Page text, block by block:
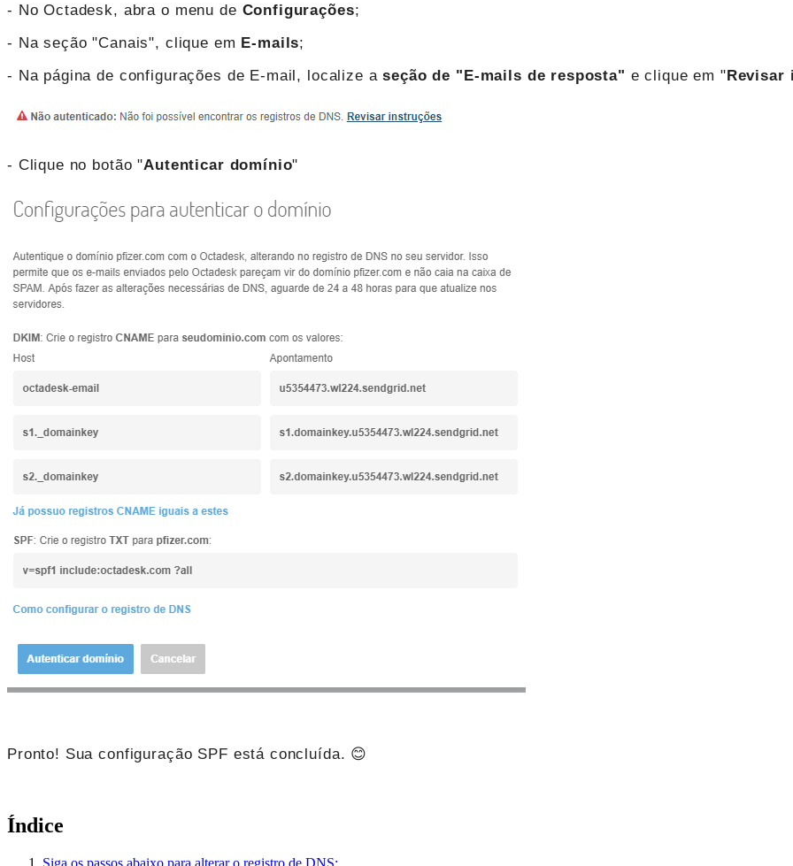
- No Octadesk, abra o menu de Configurações;
- Na seção "Canais", clique em E-mails;
- Na página de configurações de E-mail, localize aseção de "E-mails de resposta" e clique em "Revisar
- Clique no botão "Autenticar domínio"
Pronto! Sua configuração SPF está concluída. 😊
Índice
Siga os passos abaixo para alterar o registro de DNS: